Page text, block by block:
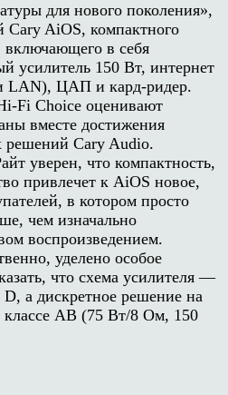
для нового поколения»,
Cary AiOS, компактного
включающего в себя
усилитель 150 Вт, интернет
LAN), ЦАП и кард-ридер.
Fi Choice оценивают
вместе достижения
решений Cary Audio.
уверен, что компактность,
привлечет к AiOS новое,
в котором просто
чем изначально
воспроизведением.
уделено особое
что схема усилителя —
а дискретное решение на
классе АВ (75 Вт/8 Ом, 150